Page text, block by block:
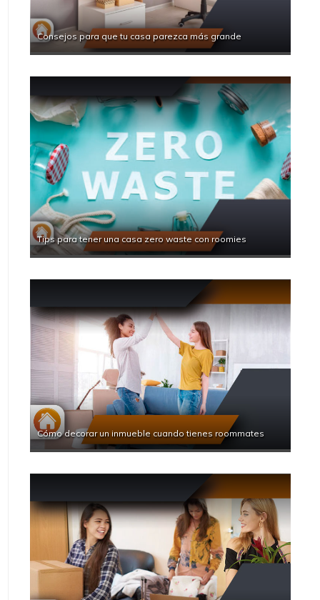
Consejos para que tu casa parezca más grande
Tips para tener una casa zero waste con roomies
Cómo decorar un inmueble cuando tienes roommates